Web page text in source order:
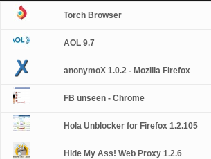
Torch Browser
AOL 9.7
anonymoX 1.0.2 - Mozilla Firefox
FB unseen - Chrome
Hola Unblocker for Firefox 1.2.105
Hide My Ass! Web Proxy 1.2.6